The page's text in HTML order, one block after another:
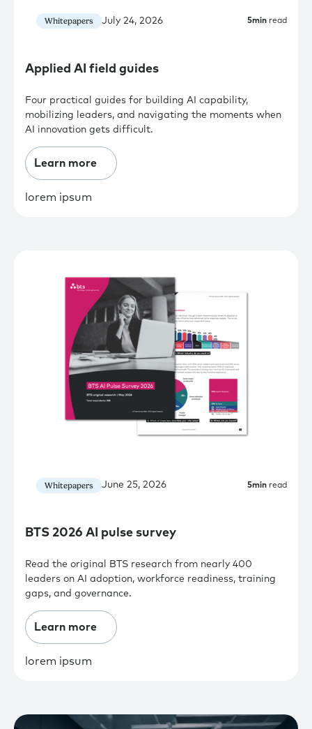
Whitepapers July 24, 2026 5min read
Applied AI field guides
Four practical guides for building AI capability,
mobilizing leaders, and navigating the moments when
AI innovation gets difficult.
Learn more
lorem ipsum
Whitepapers June 25, 2026 5min read
BTS 2026 AI pulse survey
Read the original BTS research from nearly 400
leaders on AI adoption, workforce readiness, training
gaps, and governance.
Learn more
lorem ipsum